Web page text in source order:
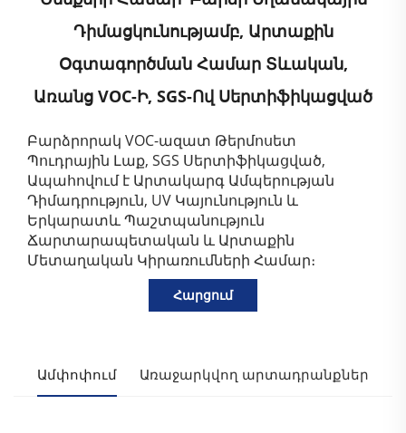
Դիմացկունությամբ, Արտաքին
Օգտագործման Համար Տևական,
Առանց VOC-Ի, SGS-Ով Սերտիֆիկացված
Բարձրորակ VOC-ազատ Թերմոսետ
Պուդրային Լաք, SGS Սերտիֆիկացված,
Ապահովում է Արտակարգ Ամպերության
Դիմադրություն, UV Կայունություն և
Երկարատև Պաշտպանություն
Ճարտարապետական և Արտաքին
Մետաղական Կիրառումների Համար։
Հարցում
Ամփոփում Առաջարկվող արտադրանքներ